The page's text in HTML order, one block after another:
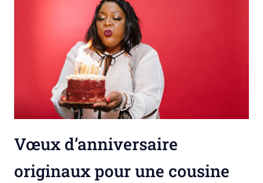
Vœux d’anniversaire
originaux pour une cousine